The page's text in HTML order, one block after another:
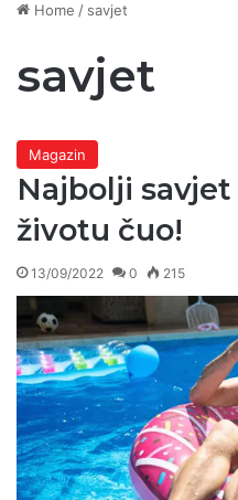
Home / savjet
savjet
Magazin
Najbolji
životu čuo!
13/09/2022 0 215